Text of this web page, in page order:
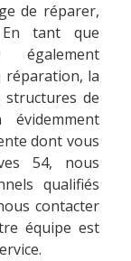
de réparer,
tant que
également
réparation, la
de
dont vous
54, nous
qualifiés
contacter
équipe est